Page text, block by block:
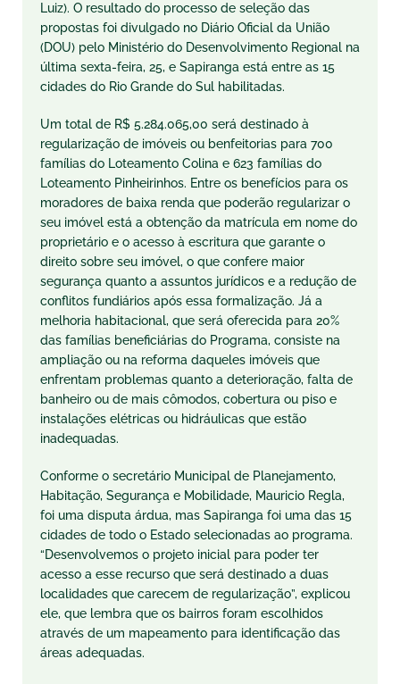
Luiz). O resultado do processo de seleção das
propostas foi divulgado no Diário Oficial da União
(DOU) pelo Ministério do Desenvolvimento Regional na
última sexta-feira, 25, e Sapiranga está entre as 15
cidades do Rio Grande do Sul habilitadas.
Um total de R$ 5.284.065,00 será destinado à
regularização de imóveis ou benfeitorias para 700
famílias do Loteamento Colina e 623 famílias do
Loteamento Pinheirinhos. Entre os benefícios para os
moradores de baixa renda que poderão regularizar o
seu imóvel está a obtenção da matrícula em nome do
proprietário e o acesso à escritura que garante o
direito sobre seu imóvel, o que confere maior
segurança quanto a assuntos jurídicos e a redução de
conflitos fundiários após essa formalização. Já a
melhoria habitacional, que será oferecida para 20%
das famílias beneficiárias do Programa, consiste na
ampliação ou na reforma daqueles imóveis que
enfrentam problemas quanto a deterioração, falta de
banheiro ou de mais cômodos, cobertura ou piso e
instalações elétricas ou hidráulicas que estão
inadequadas.
Conforme o secretário Municipal de Planejamento,
Habitação, Segurança e Mobilidade, Mauricio Regla,
foi uma disputa árdua, mas Sapiranga foi uma das 15
cidades de todo o Estado selecionadas ao programa.
“Desenvolvemos o projeto inicial para poder ter
acesso a esse recurso que será destinado a duas
localidades que carecem de regularização”, explicou
ele, que lembra que os bairros foram escolhidos
através de um mapeamento para identificação das
áreas adequadas.